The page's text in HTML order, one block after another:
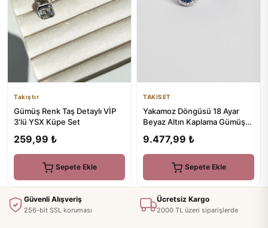
Takıştır
Gümüş Renk Taş Detaylı VİP
3'lü YSX Küpe Set
259,99 ₺
Sepete Ekle
TAKISET
Yakamoz Döngüsü 18 Ayar
Beyaz Altın Kaplama Gümüş
9.477,99 ₺
Sepete Ekle
Güvenli Alışveriş
256-bit SSL koruması
Ücretsiz Kargo
2000 TL üzeri siparişlerde